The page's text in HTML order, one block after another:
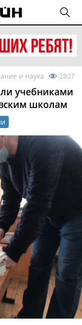
и наука 2807
учебниками
школам